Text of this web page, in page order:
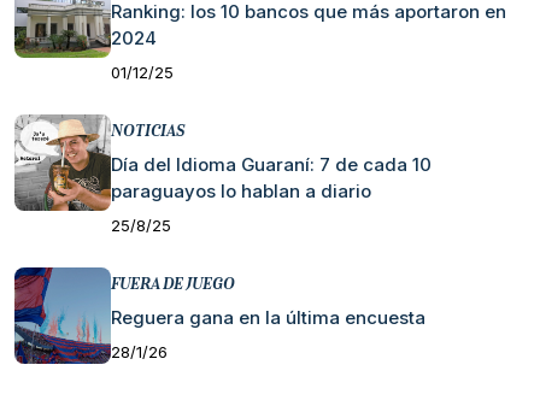
Ranking: los 10 bancos que más aportaron en
2024
01/12/25
NOTICIAS
Día del Idioma Guaraní: 7 de cada 10
paraguayos lo hablan a diario
25/8/25
FUERA DE JUEGO
Reguera gana en la última encuesta
28/1/26